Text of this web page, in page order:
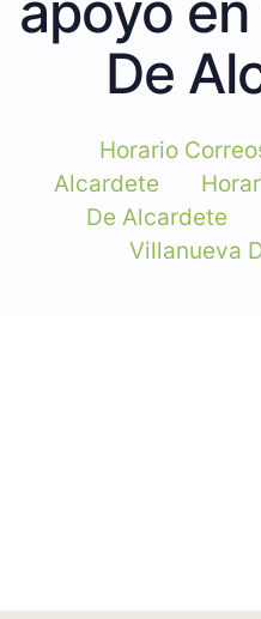
De
Horario
Alcardete
De Alcardete
Villanueva